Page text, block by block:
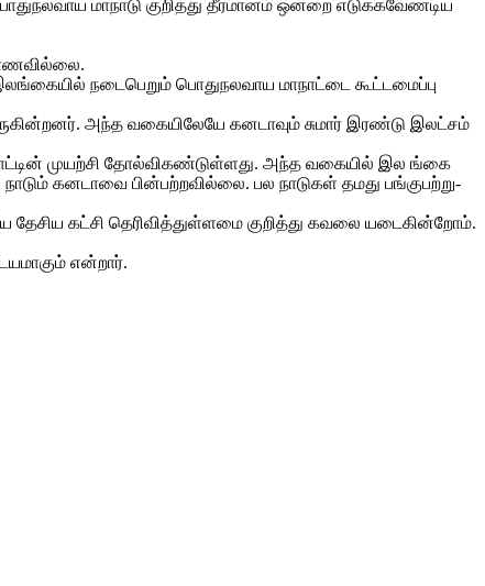
மாநாடு குறித்து தீர்­மானம் ஒன்றை எடுக்­க­வேண்­டிய
நடை­பெறும் பொது­ந­ல­வாய மாநாட்டை கூட்­ட­மைப்பு
அந்த வகை­யி­லேயே கன­டாவும் சுமார் இரண்டு இலட்சம்
முயற்சி தோல்­வி­கண்­டுள்­ளது. அந்த வகையில் இல ங்கை
கன­டாவை பின்­பற்­ற­வில்லை. பல நாடுகள் தமது பங்­கு­பற்­று­
கட்சி தெரிவித்துள்ளமை குறித்து கவலை யடைகின்றோம்.
என்றார்.